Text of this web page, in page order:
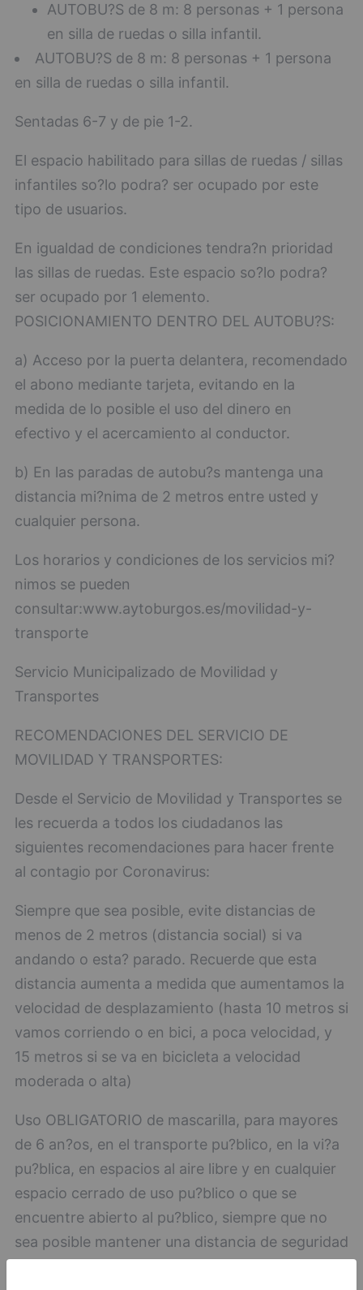
AUTOBU?S de 8 m: 8 personas + 1 persona
en silla de ruedas o silla infantil.
AUTOBU?S de 8 m: 8 personas + 1 persona
en silla de ruedas o silla infantil.
Sentadas 6-7 y de pie 1-2.
El espacio habilitado para sillas de ruedas / sillas
infantiles so?lo podra? ser ocupado por este
tipo de usuarios.
En igualdad de condiciones tendra?n prioridad
las sillas de ruedas. Este espacio so?lo podra?
ser ocupado por 1 elemento.
POSICIONAMIENTO DENTRO DEL AUTOBU?S:
a) Acceso por la puerta delantera, recomendado
el abono mediante tarjeta, evitando en la
medida de lo posible el uso del dinero en
efectivo y el acercamiento al conductor.
b) En las paradas de autobu?s mantenga una
distancia mi?nima de 2 metros entre usted y
cualquier persona.
Los horarios y condiciones de los servicios mi?
nimos se pueden
consultar:www.aytoburgos.es/movilidad-y-
transporte
Servicio Municipalizado de Movilidad y
Transportes
RECOMENDACIONES DEL SERVICIO DE
MOVILIDAD Y TRANSPORTES:
Desde el Servicio de Movilidad y Transportes se
les recuerda a todos los ciudadanos las
siguientes recomendaciones para hacer frente
al contagio por Coronavirus:
Siempre que sea posible, evite distancias de
menos de 2 metros (distancia social) si va
andando o esta? parado. Recuerde que esta
distancia aumenta a medida que aumentamos la
velocidad de desplazamiento (hasta 10 metros si
vamos corriendo o en bici, a poca velocidad, y
15 metros si se va en bicicleta a velocidad
moderada o alta)
Uso OBLIGATORIO de mascarilla, para mayores
de 6 an?os, en el transporte pu?blico, en la vi?a
pu?blica, en espacios al aire libre y en cualquier
espacio cerrado de uso pu?blico o que se
encuentre abierto al pu?blico, siempre que no
sea posible mantener una distancia de seguridad